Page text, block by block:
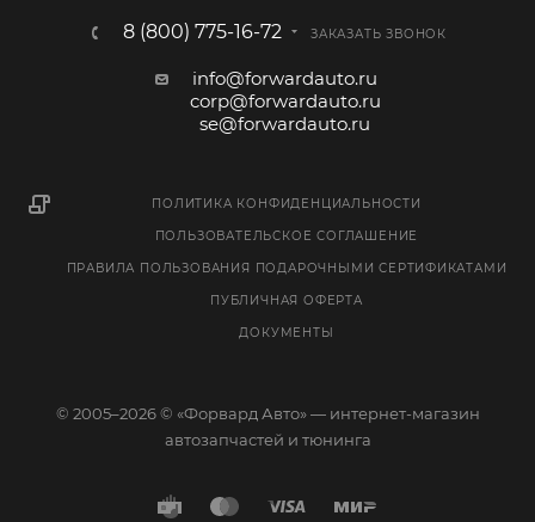
8 (800) 775-16-72 ЗАКАЗАТЬ ЗВОНОК
info@forwardauto.ru
corp@forwardauto.ru
se@forwardauto.ru
ПОЛИТИКА КОНФИДЕНЦИАЛЬНОСТИ
ПОЛЬЗОВАТЕЛЬСКОЕ СОГЛАШЕНИЕ
ПРАВИЛА ПОЛЬЗОВАНИЯ ПОДАРОЧНЫМИ СЕРТИФИКАТАМИ
ПУБЛИЧНАЯ ОФЕРТА
ДОКУМЕНТЫ
© 2005–2026 © «Форвард Авто» — интернет-магазин
автозапчастей и тюнинга